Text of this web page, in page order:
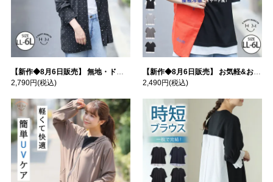
【新作◆8月6日販売】 無地・ドット柄から選べる 忍ばせ 活躍 シアー カーデ | 大きいサイズの通販ならハッピーマリリン
2,790円(税込)
【新作◆8月6日販売】 お気軽&お手軽 選べるデザイン 接触冷感 レイヤード風 コットン トップス | 大きいサイズの通販ならハッピーマリリン
2,490円(税込)